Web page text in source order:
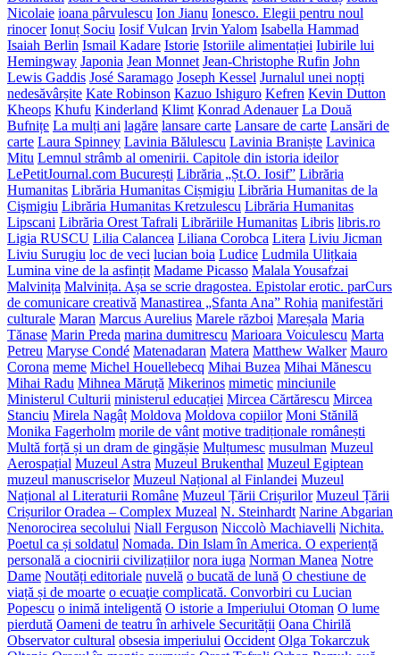
Nicolaie ioana pârvulescu Ion Jianu Ionesco. Elegii pentru noul
rinocer Ionuț Sociu Iosif Vulcan Irvin Yalom Isabella Hammad
Isaiah Berlin Ismail Kadare Istorie Istoriile alimentației Iubirile lui
Hemingway Japonia Jean Monnet Jean-Christophe Rufin John
Lewis Gaddis José Saramago Joseph Kessel Jurnalul unei nopți
nedesăvârșite Kate Robinson Kazuo Ishiguro Kefren Kevin Dutton
Kheops Khufu Kinderland Klimt Konrad Adenauer La Două
Bufnițe La mulți ani lagăre lansare carte Lansare de carte Lansări de
carte Laura Spinney Lavinia Bălulescu Lavinia Braniște Lavinica
Mitu Lemnul strâmb al omenirii. Capitole din istoria ideilor
LePetitJournal.com București Librăria „Șt.O. Iosif” Librăria
Humanitas Librăria Humanitas Cișmigiu Librăria Humanitas de la
Cişmigiu Librăria Humanitas Kretzulescu Librăria Humanitas
Lipscani Librăria Orest Tafrali Librăriile Humanitas Libris libris.ro
Ligia RUSCU Lilia Calancea Liliana Corobca Litera Liviu Jicman
Liviu Surugiu loc de veci lucian boia Ludice Ludmila Ulițkaia
Lumina vine de la asfințit Madame Picasso Malala Yousafzai
Malvinița Malvinița. Așa se scrie dragostea. Epistolar erotic. parCurs
de comunicare creativă Manastirea „Sfanta Ana” Rohia manifestări
culturale Maran Marcus Aurelius Marele război Mareșala Maria
Tănase Marin Preda marina dumitrescu Marioara Voiculescu Marta
Petreu Maryse Condé Matenadaran Matera Matthew Walker Mauro
Corona meme Michel Houellebecq Mihai Buzea Mihai Mănescu
Mihai Radu Mihnea Măruță Mikerinos mimetic minciunile
Ministerul Culturii ministerul educației Mircea Cărtărescu Mircea
Stanciu Mirela Nagâț Moldova Moldova copiilor Moni Stănilă
Monika Fagerholm morile de vânt motive tradiționale românești
Multă forță și un dram de gingășie Mulțumesc musulman Muzeul
Aerospațial Muzeul Astra Muzeul Brukenthal Muzeul Egiptean
muzeul manuscriselor Muzeul Național al Finlandei Muzeul
Național al Literaturii Române Muzeul Țării Crișurilor Muzeul Țării
Crișurilor Oradea – Complex Muzeal N. Steinhardt Narine Abgarian
Nenorocirea secolului Niall Ferguson Niccolò Machiavelli Nichita.
Poetul ca și soldatul Nomada. Din Islam în America. O experiență
personală a ciocnirii civilizațiilor nora iuga Norman Manea Notre
Dame Noutăți editoriale nuvelă o bucată de lună O chestiune de
viață și de moarte o ecuaţie complicată. Convorbiri cu Lucian
Popescu o inimă inteligentă O istorie a Imperiului Otoman O lume
pierdută Oameni de teatru în arhivele Securității Oana Chirilă
Observator cultural obsesia imperiului Occident Olga Tokarczuk